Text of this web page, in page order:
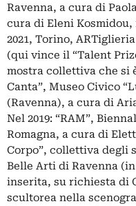
Ravenna, a cura di
cura di Eleni Kosmidou,
2021, Torino,
(qui vince il “Talent
mostra collettiva che si
Canta”, Museo Civico
(Ravenna), a cura di
Nel 2019: “RAM”,
Romagna, a cura di
Corpo”, collettiva degli
Belle Arti di Ravenna
inserita, su richiesta di
scultorea nella